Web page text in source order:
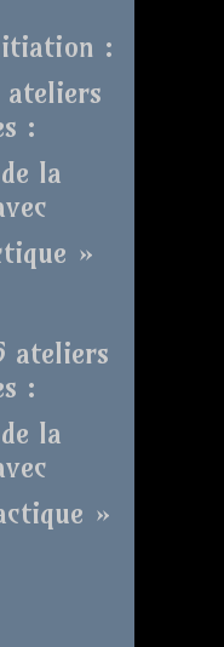
:
ateliers
:
la
»
ateliers
:
la
»